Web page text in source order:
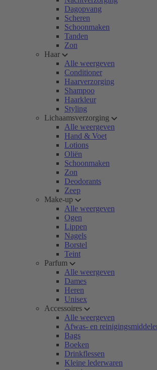
Dagopvang
Scheren
Schoonmaken
Tanden
Zon
Haar
Alle weergeven
Conditioner
Haarverzorging
Shampoo
Haarkleur
Styling
Lichaamsverzorging
Alle weergeven
Hand & Voet
Lotions
Oliën
Schoonmaken
Zon
Deodorants
Zeep
Make-up
Alle weergeven
Ogen
Lippen
Nagels
Borstel
Teint
Parfum
Alle weergeven
Dames
Heren
Unisex
Accessoires
Alle weergeven
Afwas- en
Bags
Boeken
Drinkflessen
Kleine lederwaren